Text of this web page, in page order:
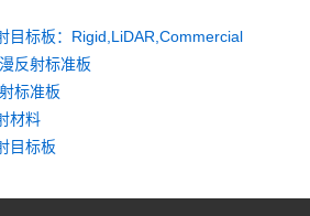
目标板：Rigid,LiDAR,Commercial
反射标准板
标准板
材料
目标板